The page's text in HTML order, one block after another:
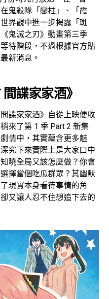
鬼殺隊「戀柱」、「霞
界觀中進一步揭露「斑
鬼滅之刃》動畫第三季
待階段，不過根據官方貼
新消息。
諜家家酒》
諜家家酒》自從上映便收
來了第 1 季 Part 2 新集
情中，其實蘊含更多魅
究下來實際上是大家口中
曉全局又該怎麼做？你會
擇當個吃瓜群眾？其幽默
現實本身看待事情的角
又讓人忍不住想追下去的